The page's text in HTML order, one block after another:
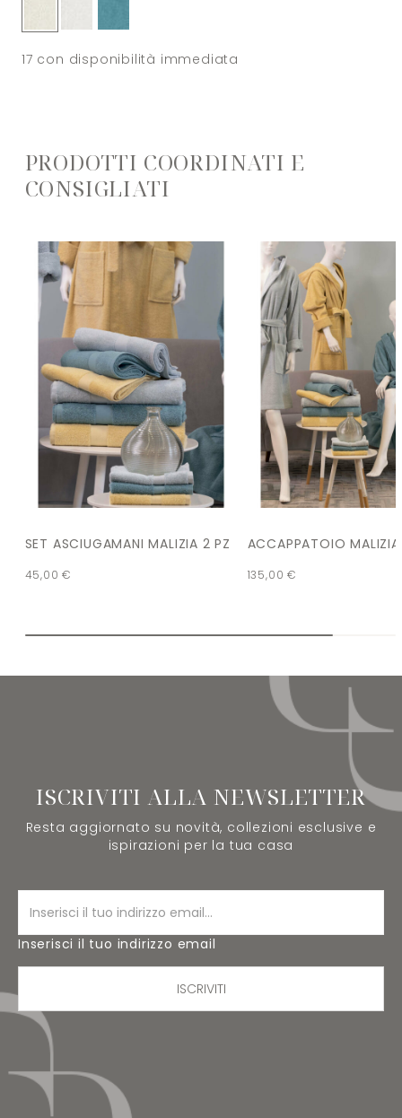
17 con disponibilità immediata
PRODOTTI COORDINATI E
CONSIGLIATI
SET ASCIUGAMANI MALIZIA 2 PZ
45,00€
ACCAPPATOIO MALIZIA
135,00€
ISCRIVITI ALLA NEWSLETTER
Resta aggiornato su novità, collezioni esclusive e
ispirazioni per la tua casa
Inserisci il tuo indirizzo email
ISCRIVITI